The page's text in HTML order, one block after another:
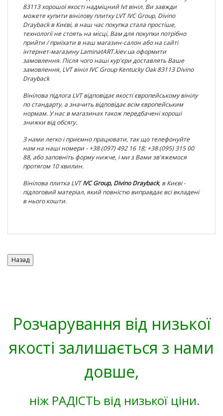
83113хорошої якості надміцний lvt вініл. Ви завжди
можете купити вінілову плитку LVTIVC Group, Divino
Draybackв Києві, в наш час покупка стала простіше,
технології не стоять на місці, Вам для покупки потрібно
прийти / приїхати в наш магазин-салон або на сайті
інтернет-магазину LaminatART.kiev.ua оформити
замовлення. Після чого наші кур'єри доставлять Ваше
замовлення, LVT вінілIVC Group Kentucky Oak 83113 Divino
Drayback
Вінілова підлога LVT відповідає якості європейському вінілу
постандарту, а значить відповідає всім європейським
нормам. У нас в магазинах також передбачені хороші
знижки від обсягу.
З нами легко і приємно працювати, так що телефонуйте
нам на наші номери - +38 (097) 492 16 18; +38 (095) 315 00
88, або заповніть форму нижче, і ми з Вами зв'яжемося
протягом 10 хвилин.
Вінілова плитка LVTIVC Group, Divino Drayback, в Києві -
підлоговий матеріал, який повністю виправдає всі вкладені
в нього кошти.
Розчарування від низької
якості залишається з нами
довше,
ніж РАДІСТЬ від низької ціни.